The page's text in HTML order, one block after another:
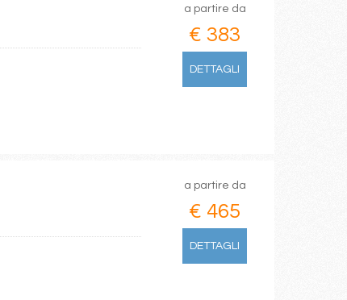
a partire da
€ 383
DETTAGLI
a partire da
€ 465
DETTAGLI